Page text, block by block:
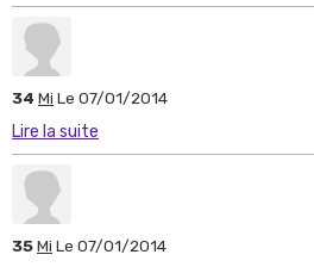
34 Mi Le 07/01/2014
Lire la suite
35Mi Le 07/01/2014